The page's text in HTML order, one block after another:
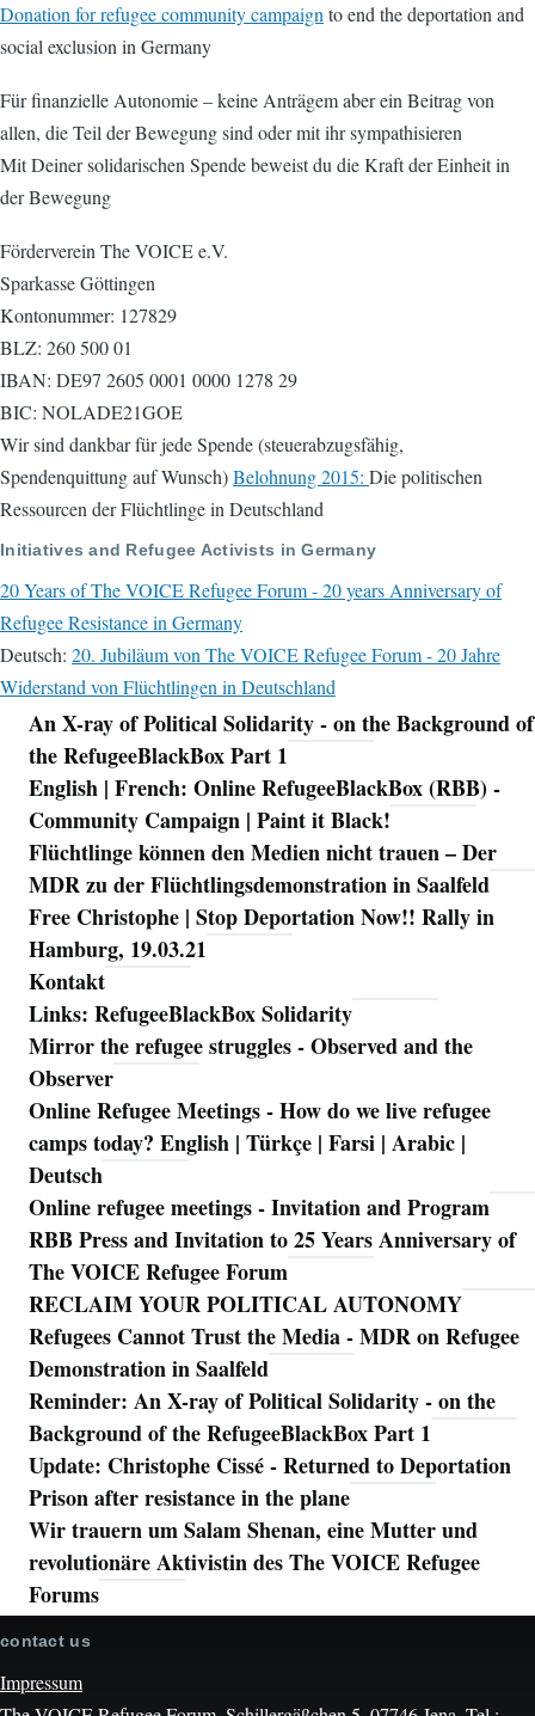
Donation for refugee community campaignto end the deportation and
social exclusion in Germany
Für finanzielle Autonomie – keine Anträgem aber ein Beitrag von
allen, die Teil der Bewegung sind oder mit ihr sympathisieren
Mit Deiner solidarischen Spende beweist du die Kraft der Einheit in
der Bewegung
Förderverein The VOICE e.V.
Sparkasse Göttingen
Kontonummer: 127829
BLZ: 260 500 01
IBAN: DE97 2605 0001 0000 1278 29
BIC: NOLADE21GOE
Wir sind dankbar für jede Spende (steuerabzugsfähig,
Spendenquittung auf Wunsch)Belohnung 2015: Die politischen
Ressourcen der Flüchtlinge in Deutschland
Initiatives and Refugee Activists in Germany
20 Years of The VOICE Refugee Forum - 20 years Anniversary of
Refugee Resistance in Germany
Deutsch: 20. Jubiläum von The VOICE Refugee Forum - 20 Jahre
Widerstand von Flüchtlingen in Deutschland
Navigation
An X-ray of Political Solidarity - on the Background of
the RefugeeBlackBox Part 1
English | French: Online RefugeeBlackBox (RBB) -
Community Campaign | Paint it Black!
Flüchtlinge können den Medien nicht trauen – Der
MDR zu der Flüchtlingsdemonstration in Saalfeld
Free Christophe | Stop Deportation Now!! Rally in
Hamburg, 19.03.21
Kontakt
Links: RefugeeBlackBox Solidarity
Mirror the refugee struggles - Observed and the
Observer
Online Refugee Meetings - How do we live refugee
camps today? English | Türkçe | Farsi | Arabic |
Deutsch
Online refugee meetings - Invitation and Program
RBB Press and Invitation to 25 Years Anniversary of
The VOICE Refugee Forum
RECLAIM YOUR POLITICAL AUTONOMY
Refugees Cannot Trust the Media - MDR on Refugee
Demonstration in Saalfeld
Reminder: An X-ray of Political Solidarity - on the
Background of the RefugeeBlackBox Part 1
Update: Christophe Cissé - Returned to Deportation
Prison after resistance in the plane
Wir trauern um Salam Shenan, eine Mutter und
revolutionäre Aktivistin des The VOICE Refugee
Forums
contact us
Impressum